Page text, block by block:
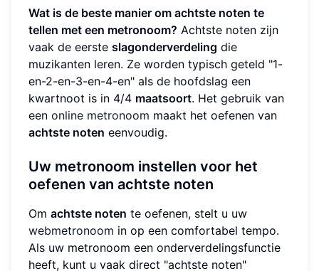
Wat is de beste manier om achtste noten te
tellen met een metronoom? Achtste noten zijn
vaak de eerste slagonderverdeling die
muzikanten leren. Ze worden typisch geteld "1-
en-2-en-3-en-4-en" als de hoofdslag een
kwartnoot is in 4/4 maatsoort. Het gebruik van
een online metronoom maakt het oefenen van
achtste noten eenvoudig.
Uw metronoom instellen voor het
oefenen van achtste noten
Om achtste noten te oefenen, stelt u uw
webmetronoom in op een comfortabel tempo.
Als uw metronoom een onderverdelingsfunctie
heeft, kunt u vaak direct "achtste noten"